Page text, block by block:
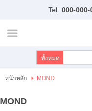
สินค้าที่สนใจ
หน้าหลัก
Tel: 000-000-
หน้าหลัก MOND
MOND